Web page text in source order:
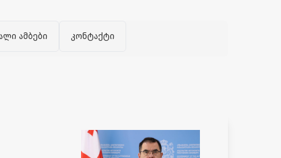
ამბები კონტაქტი